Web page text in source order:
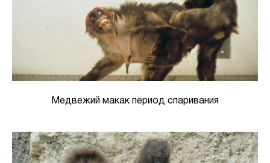
Медвежий макак период спаривания